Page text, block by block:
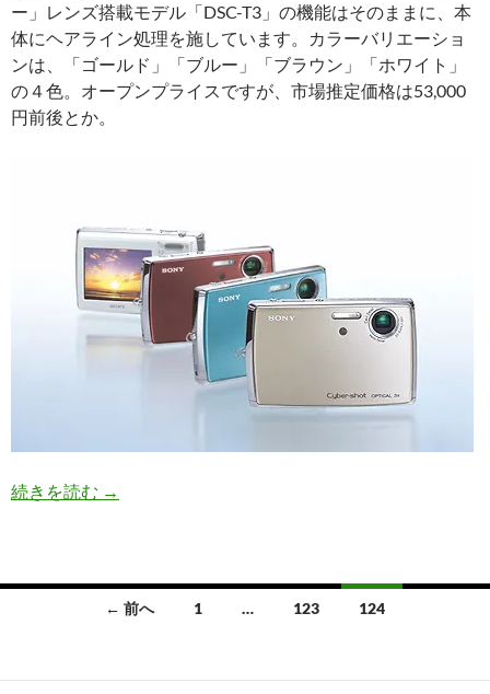
ー」レンズ搭載モデル「DSC-T3」の機能はそのままに、本
体にヘアライン処理を施しています。カラーバリエーショ
ンは、「ゴールド」「ブルー」「ブラウン」「ホワイト」
の４色。オープンプライスですが、市場推定価格は53,000
円前後とか。
続きを読む ソニー、サイバーショットTシリーズ新製品を1/
→
ナ
← 前へ 1 … 123 124